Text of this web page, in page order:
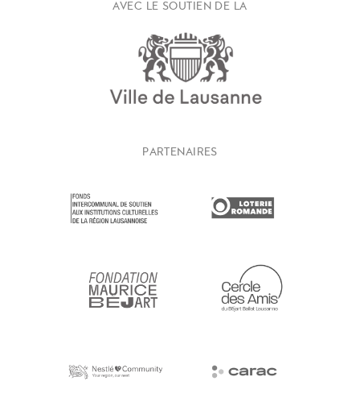
AVEC LE SOUTIEN DE LA
PARTENAIRES